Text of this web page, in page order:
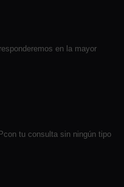
en la mayor
tu consulta sin ningún tipo